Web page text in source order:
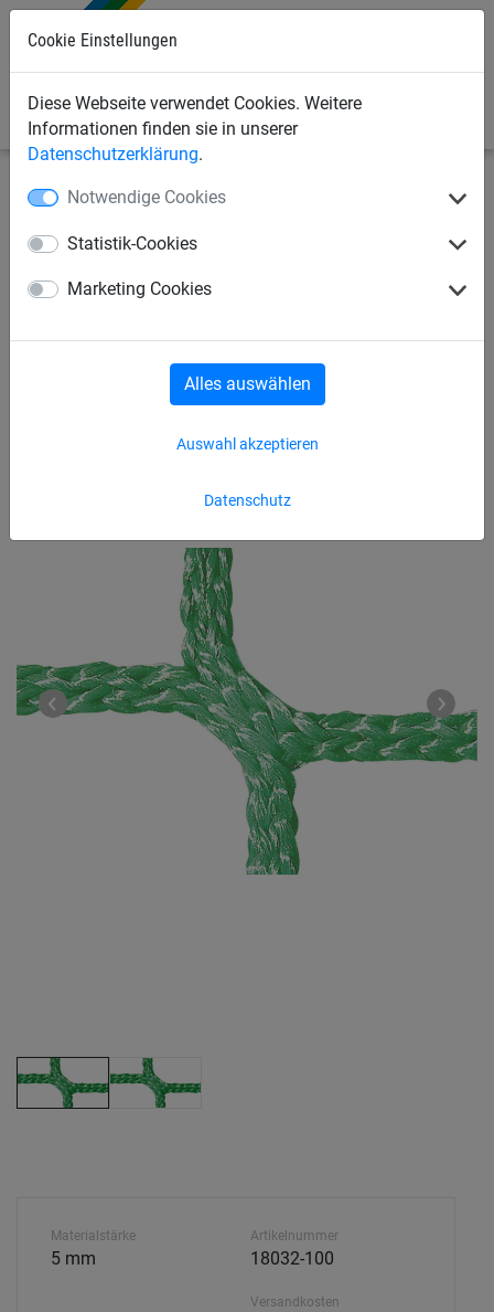
Cookie Einstellungen
Diese Webseite verwendet Cookies. Weitere
Informationen finden sie in unserer
Datenschutzerklärung.
Notwendige Cookies
Statistik-Cookies
Marketing Cookies
Datenschutz
Auswahl akzeptieren
Alles auswählen
Bauschutznetze
Personenauffangnetze
Auffangnetz, rhombische
Maschenstellung, 10 x 10 m
Materialstärke
5 mm
Artikelnummer
18032-100
Versandkosten